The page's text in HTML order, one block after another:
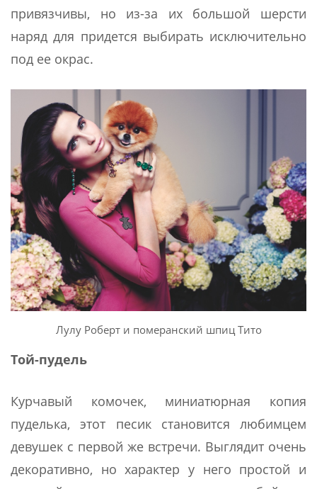
привязчивы, но из-за их большой шерсти
наряд для придется выбирать исключительно
под ее окрас.
Лулу Роберт и померанский шпиц Тито
Той-пудель
Курчавый комочек, миниатюрная копия
пуделька, этот песик становится любимцем
девушек с первой же встречи. Выглядит очень
декоративно, но характер у него простой и